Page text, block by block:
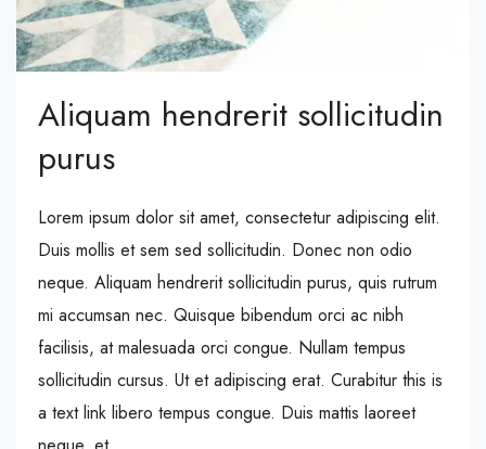
Aliquam hendrerit sollicitudin
purus
Lorem ipsum dolor sit amet, consectetur adipiscing elit.
Duis mollis et sem sed sollicitudin. Donec non odio
neque. Aliquam hendrerit sollicitudin purus, quis rutrum
mi accumsan nec. Quisque bibendum orci ac nibh
facilisis, at malesuada orci congue. Nullam tempus
sollicitudin cursus. Ut et adipiscing erat. Curabitur this is
a text link libero tempus congue. Duis mattis laoreet